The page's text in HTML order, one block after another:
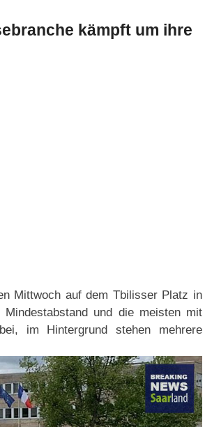
kämpft um ihre
Mittwoch auf dem Tbilisser Platz in
und die meisten mit
im Hintergrund stehen mehrere